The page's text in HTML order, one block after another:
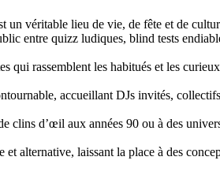
un véritable lieu de vie, de fête et de
entre quizz ludiques, blind tests
qui rassemblent les habitués et les
accueillant DJs invités,
clins d’œil aux années 90 ou à des
alternative, laissant la place à des